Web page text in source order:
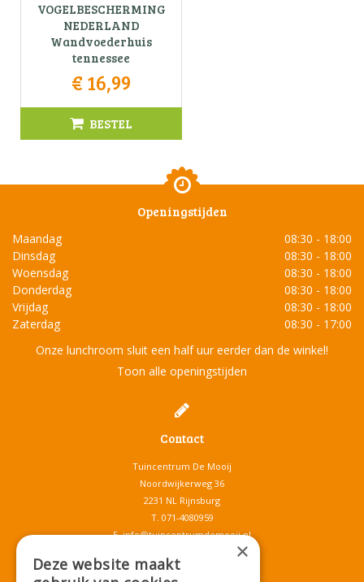
VOGELBESCHERMING
NEDERLAND
Wandvoederhuis
tennessee
€ 16,99
BESTEL
Openingstijden
Maandag
08:30 - 18:00
Dinsdag
08:30 - 18:00
Woensdag
08:30 - 18:00
Donderdag
08:30 - 18:00
Vrijdag
08:30 - 18:00
Zaterdag
08:30 - 17:00
Onze lunchroom sluit een half uur eerder dan de winkel!
Toon alle openingstijden
Contact
Tuincentrum De Mooij
Noordwijkerweg 36
2231 NL Rijnsburg
T. 071-4080959
E.info@tuincentrumdemooij.nl
×
Deze website maakt